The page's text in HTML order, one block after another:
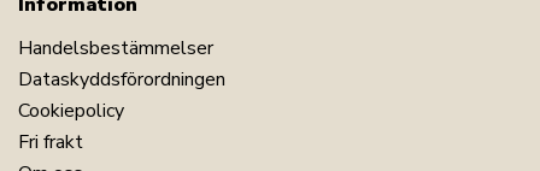
Handelsbestämmelser
Dataskyddsförordningen
Cookiepolicy
Fri frakt